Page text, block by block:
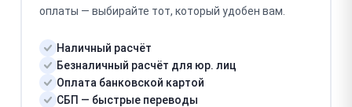
оплаты — выбирайте тот, который удобен вам.
Наличный расчёт
Безналичный расчёт для юр. лиц
Оплата банковской картой
СБП — быстрые переводы